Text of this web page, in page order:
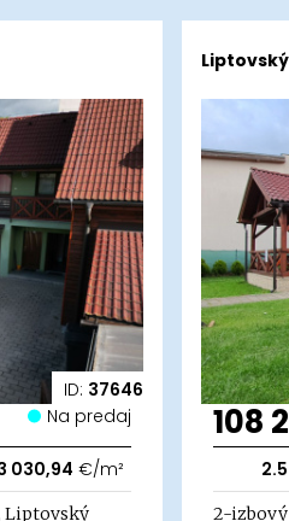
ID: 37646
Na predaj
030,94 €/m²
Liptovský
108
2.5
2-izbový